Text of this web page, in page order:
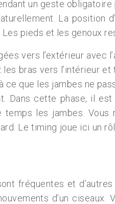
un geste
La
pieds et les genoux
vers l’extérieur avec
les bras vers
que les jambes ne
Dans cette phase, il
les jambes.
Le timing joue ici un
fréquentes et
d’un